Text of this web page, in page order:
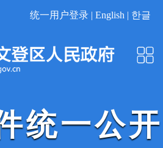
统一用户登录 | English | 한글
统一公开